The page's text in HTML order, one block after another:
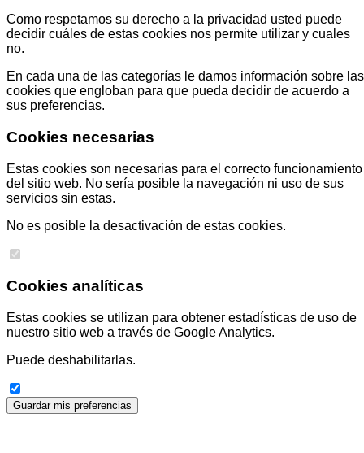
Como respetamos su derecho a la privacidad usted puede
decidir cuáles de estas cookies nos permite utilizar y cuales
no.
En cada una de las categorías le damos información sobre las
cookies que engloban para que pueda decidir de acuerdo a
sus preferencias.
Cookies necesarias
Estas cookies son necesarias para el correcto funcionamiento
del sitio web. No sería posible la navegación ni uso de sus
servicios sin estas.
No es posible la desactivación de estas cookies.
Cookies analíticas
Estas cookies se utilizan para obtener estadísticas de uso de
nuestro sitio web a través de Google Analytics.
Puede deshabilitarlas.
Guardar mis preferencias